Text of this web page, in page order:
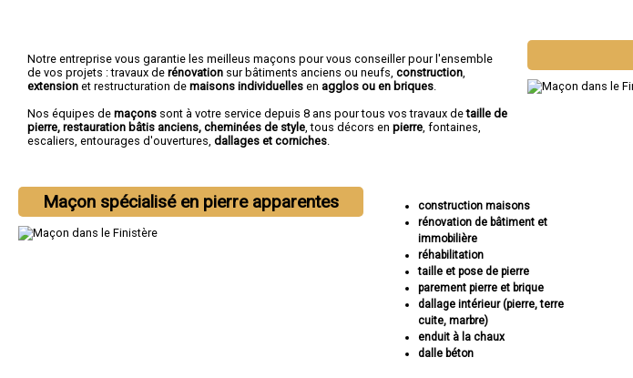
Notre entreprise vous garantie les meilleus maçons pour vous conseiller pour l'ensemble
de vos projets : travaux de rénovation sur bâtiments anciens ou neufs, construction
extension et restructuration de maisons individuelles en agglos ou en briques
Nos équipes de maçons sont à votre service depuis 8 ans pour tous vos travaux detaille de
pierre, restauration bâtis anciens, cheminées de style , tous décors en pierre , fontaines,
escaliers, entourages d'ouvertures, dallages et corniches
Maçon spécialisé en pierre apparentes
construction maisons
rénovation de bâtiment et
immobilière
réhabilitation
taille et pose de pierre
parement pierre et brique
dallage intérieur (pierre, terre
cuite, marbre)
enduit à la chaux
dalle béton